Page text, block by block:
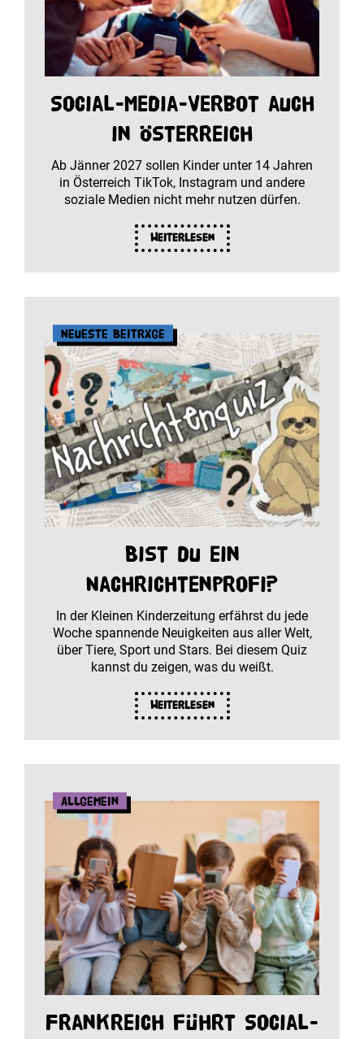
Social-Media-Verbot auch
in Österreich
Ab Jänner 2027 sollen Kinder unter 14 Jahren
in Österreich TikTok, Instagram und andere
soziale Medien nicht mehr nutzen dürfen.
Weiterlesen
Neueste Beiträge
Bist du ein
Nachrichtenprofi?
In der Kleinen Kinderzeitung erfährst du jede
Woche spannende Neuigkeiten aus aller Welt,
über Tiere, Sport und Stars. Bei diesem Quiz
kannst du zeigen, was du weißt.
Weiterlesen
Allgemein
Frankreich führt Social-